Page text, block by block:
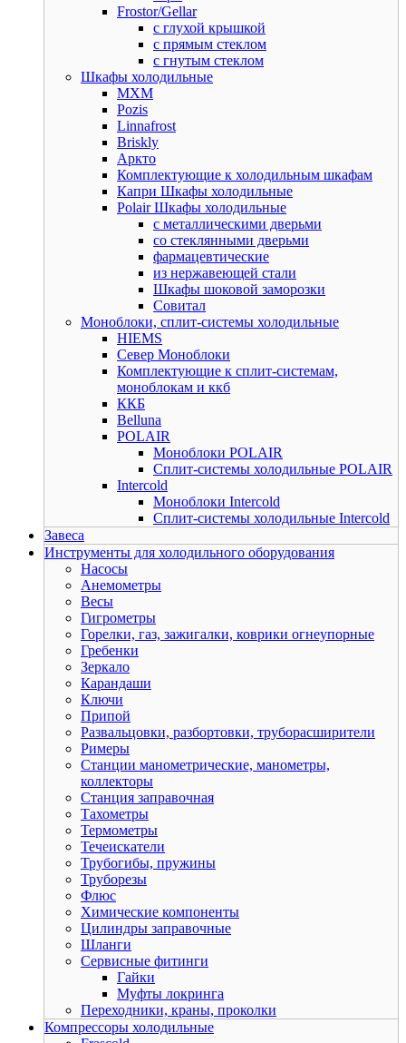
Frostor/Gellar
с глухой крышкой
с прямым стеклом
с гнутым стеклом
Шкафы холодильные
МХМ
Pozis
Linnafrost
Briskly
Аркто
Комплектующие к холодильным шкафам
Капри Шкафы холодильные
Polair Шкафы холодильные
с металлическими дверьми
со стеклянными дверьми
фармацевтические
из нержавеющей стали
Шкафы шоковой заморозки
Совитал
Моноблоки, сплит-системы холодильные
HIEMS
Север Моноблоки
Комплектующие к сплит-системам,
моноблокам и ккб
ККБ
Belluna
POLAIR
Моноблоки POLAIR
Сплит-системы холодильные POLAIR
Intercold
Моноблоки Intercold
Сплит-системы холодильные Intercold
Завеса
Инструменты для холодильного оборудования
Насосы
Анемометры
Весы
Гигрометры
Горелки, газ, зажигалки, коврики огнеупорные
Гребенки
Зеркало
Карандаши
Ключи
Припой
Развальцовки, разбортовки, труборасширители
Римеры
Станции манометрические, манометры,
коллекторы
Станция заправочная
Тахометры
Термометры
Течеискатели
Трубогибы, пружины
Труборезы
Флюс
Химические компоненты
Цилиндры заправочные
Шланги
Сервисные фитинги
Гайки
Муфты локринга
Переходники, краны, проколки
Компрессоры холодильные